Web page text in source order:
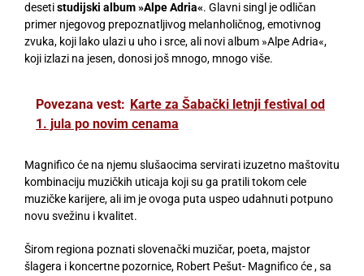
desetistudijski album »Alpe Adria«. Glavni singl je odličan
primer njegovog prepoznatljivog melanholičnog, emotivnog
zvuka, koji lako ulazi u uho i srce, ali novi album »Alpe Adria«,
koji izlazi na jesen, donosi još mnogo, mnogo više.
Povezana vest: Karte za Šabački letnji festival od
1. jula po novim cenama
Magnifico će na njemu slušaocima servirati izuzetno maštovitu
kombinaciju muzičkih uticaja koji su ga pratili tokom cele
muzičke karijere, ali im je ovoga puta uspeo udahnuti potpuno
novu svežinu i kvalitet.
Širom regiona poznati slovenački muzičar, poeta, majstor
šlagera i koncertne pozornice, Robert Pešut- Magnifico će , sa